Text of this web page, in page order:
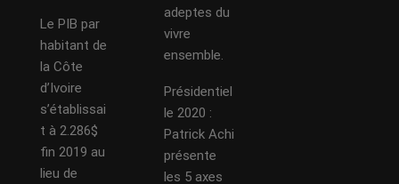
Le PIB par
habitant de
la Côte
d’Ivoire
s’établissai
t à 2.286$
fin 2019 au
lieu de
adeptes du
vivre
ensemble.
Présidentiel
le 2020 :
Patrick Achi
présente
les 5 axes